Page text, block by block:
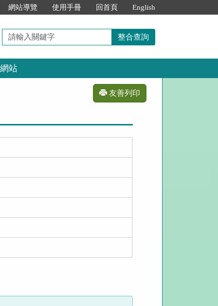
網站導覽 使用手冊 回首頁 English
請
輸
入
關
鍵
整合查詢
站
友善列印